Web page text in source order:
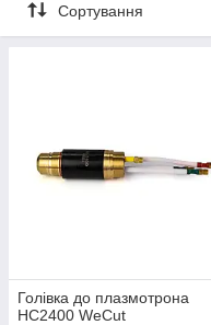
Сортування
Голівка до плазмотрона
HC2400 WeCut